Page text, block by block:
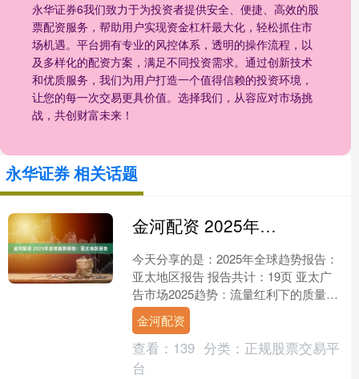
永华证券6我们致力于为投资者提供安全、便捷、高效的股
票配资服务，帮助用户实现资金杠杆最大化，轻松抓住市
场机遇。平台拥有专业的风控体系，透明的操作流程，以
及多样化的配资方案，满足不同投资需求。通过创新技术
和优质服务，我们为用户打造一个值得信赖的投资环境，
让您的每一次交易更具价值。选择我们，从容应对市场挑
战，共创财富未来！
永华证券 相关话题
金河配资 2025年全球趋势报告：亚太地区报告
今天分享的是：2025年全球趋势报告：
亚太地区报告 报告共计：19页 亚太广
告市场2025趋势：流量红利下的质量博
弈，社群媒体成核心但违规与低可视率
痛点待解 在....
金河配资
查看： 139 分类： 正规股票交易平
台